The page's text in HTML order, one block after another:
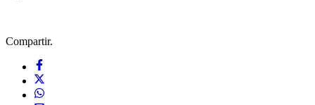
Compartir.